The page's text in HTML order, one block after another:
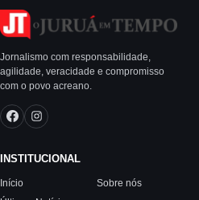
Jornalismo com responsabilidade,
agilidade, veracidade e compromisso
com o povo acreano.
INSTITUCIONAL
Início
Sobre nós